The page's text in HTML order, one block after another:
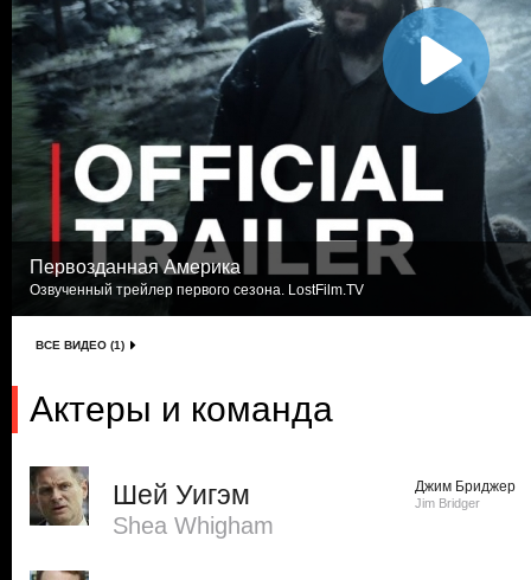
Первозданная Америка
Озвученный трейлер первого сезона. LostFilm.TV
ВСЕ ВИДЕО (1)
Актеры и команда
Шей Уигэм
Shea Whigham
Джим Бриджер
Jim Bridger